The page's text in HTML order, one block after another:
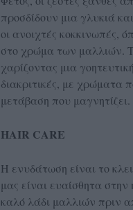
προσδίδουν μια γλυκιά
οι ανοιχτές κοκκινωπές,
στο χρώμα των μαλλιών.
χαρίζοντας μια
διακριτικές, με χρώματα
μετάβαση που μαγνητίζει.
HAIR CARE
Η ενυδάτωση είναι το
μας είναι ευαίσθητα
καλό λάδι μαλλιών πριν